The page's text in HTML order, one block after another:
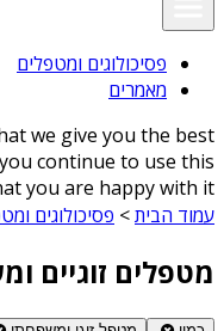
פסיכולוגים ומטפלים
מאמרים
we give you the best
continue to use this
you are happy with it
עמוד הבית> פסיכולוגים
מטפלים זוגיים